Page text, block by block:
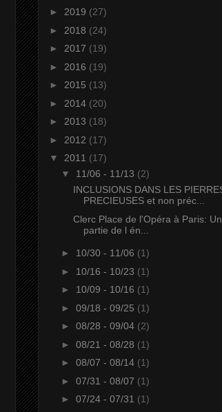
► 2019 (27)
► 2018 (24)
► 2017 (19)
► 2016 (19)
► 2015 (13)
► 2014 (20)
► 2013 (18)
► 2012 (17)
▼ 2011 (17)
▼ 11/06 - 11/13 (2)
INCLUSIONS DANS LES
PRECIEUSES et non préc...
Clerc Place de l'Opéra à Paris:
partie de l én...
► 10/30 - 11/06 (1)
► 10/16 - 10/23 (1)
► 10/09 - 10/16 (1)
► 09/18 - 09/25 (1)
► 08/28 - 09/04 (2)
► 08/21 - 08/28 (1)
► 08/07 - 08/14 (1)
► 07/31 - 08/07 (1)
► 07/24 - 07/31 (1)